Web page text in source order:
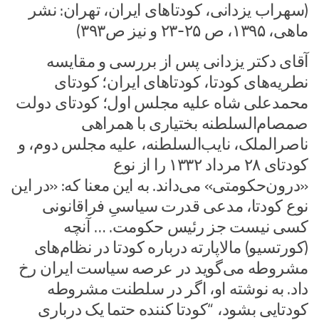
(سهراب یزدانی، کودتاهای ایران، تهران: نشر
ماهی، ۱۳۹۵، ص ۲۵-۲۳ و نیز ص۳۹۳)
آقای دکتر یزدانی پس از بررسی و مقایسه
نطریه‌های کودتا، کودتاهای ایران؛ کودتای
محمدعلی شاه علیه مجلس اول؛ کودتای دولت
صمصام‌السلطنه بختیاری با همراهی
ناصرالملک، نایب‌السلطنه، علیه مجلس دوم، و
کودتای ۲۸ مرداد ۱۳۳۲ را از نوع
«درون‌حکومتی» می‌داند. به این معنا که: «در این
نوع کودتا، مدعی قدرت سیاسیِ فراقانونی
کسی نیست جز رئیس حکومت. … آنچه
(کورتسیو) مالاپارته درباره کودتا در نظام‌های
مشروطه می‌گوید در عرصه سیاست ایران رخ
داد. به نوشته او، اگر در سلطنت مشروطه
کودتایی بشود، “کودتا کننده حتما یک درباری